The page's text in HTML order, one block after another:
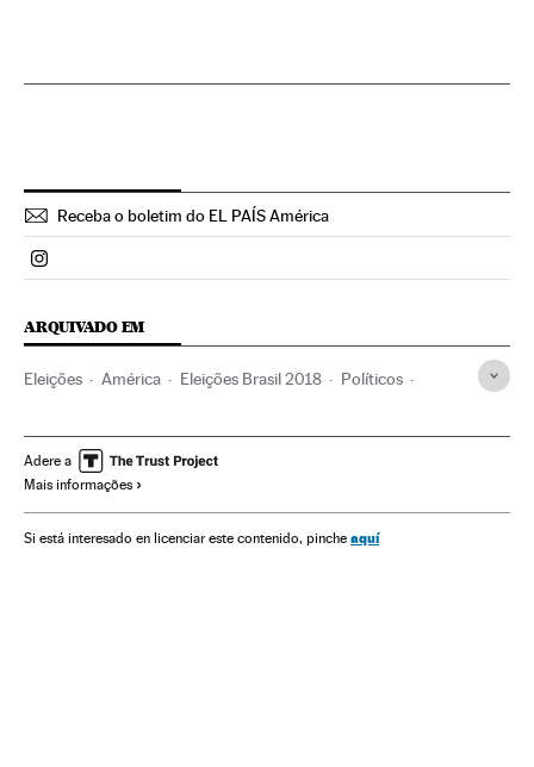
Receba o boletim do EL PAÍS América
Politica El País Brasil en Instagram
ARQUIVADO EM
Eleições América Eleições Brasil 2018 Políticos
Jair Bolsonaro Eleições Brasil
Política
Adere a
Mais informações
Si está interesado en licenciar este contenido, pinche aquí